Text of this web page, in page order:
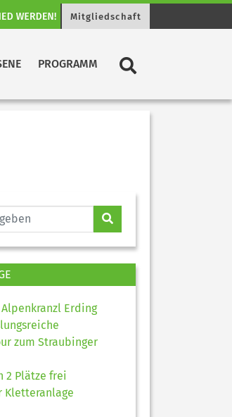
Mitgliedschaft
PROGRAMM
Erding
zum Straubinger
2 Plätze frei
Kletteranlage